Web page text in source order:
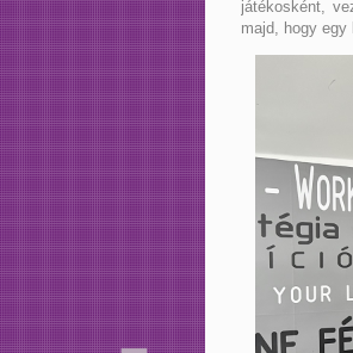
játékosként,
majd, hogy